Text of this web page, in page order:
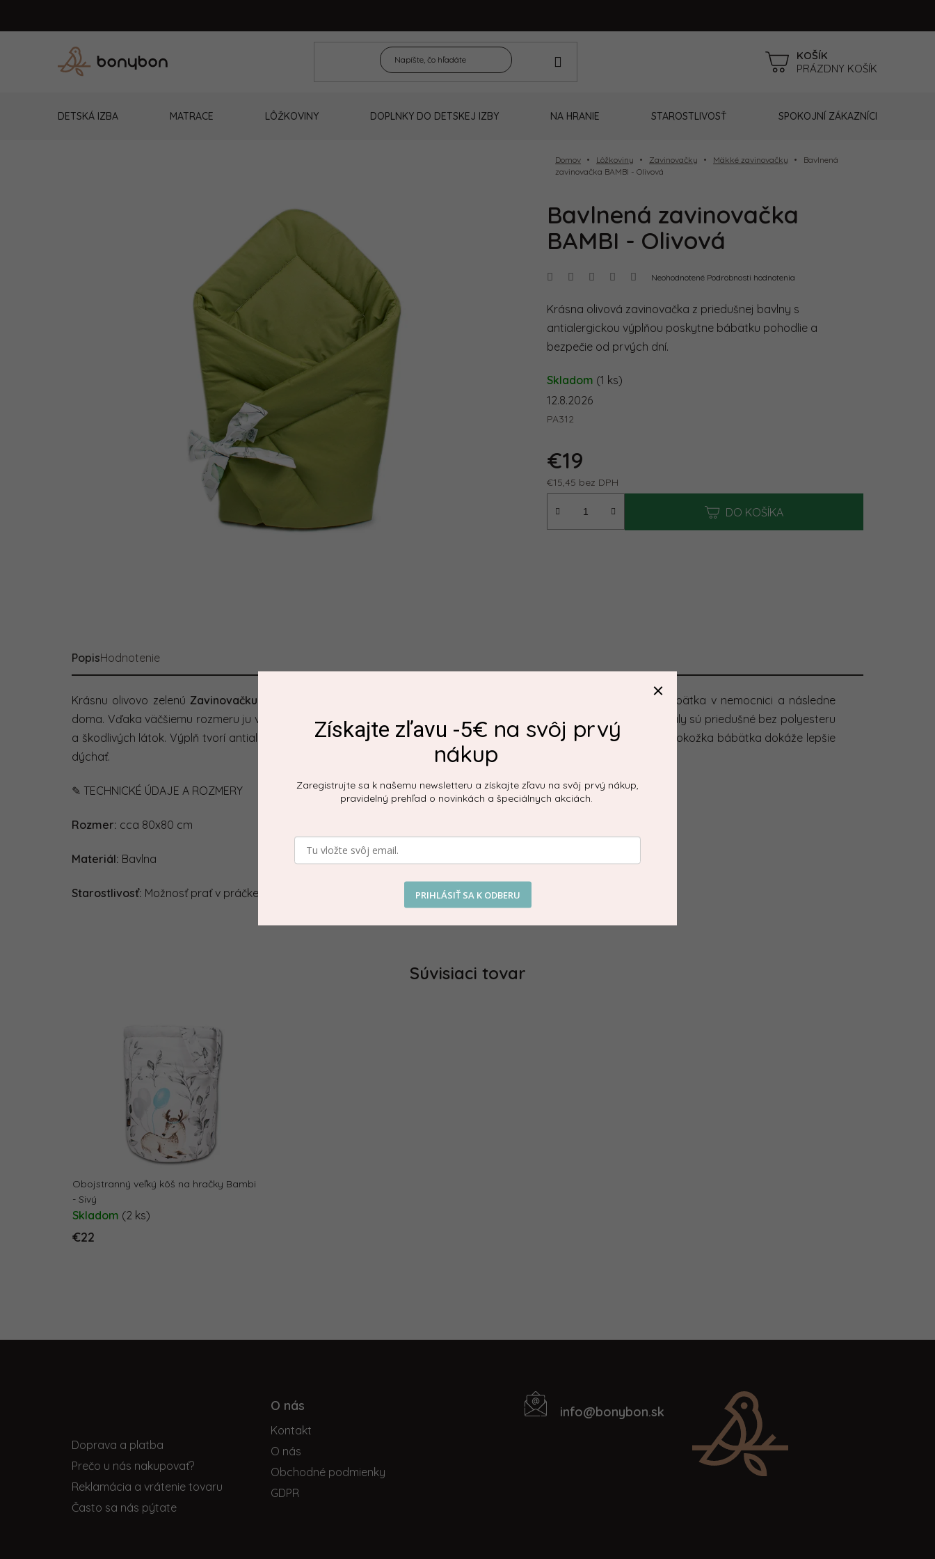
NÁKUPNÝPRÁZDNY KOŠÍK
DETSKÁ IZBA MATRACE LÔŽKOVINY DOPLNKY DO DETSKEJ IZBY NA HRANIE STAROSTLIVOSŤ SPOKOJNÍ ZÁKAZNÍCI
Domov Lôžkoviny Zavinovačky Mäkké zavinovačky
Bavlnená
zavinovačka BAMBI - Olivová
Bavlnená zavinovačka
BAMBI - Olivová
Priemerné
je
0,0
z
hviezdičiek.
Neohodnotené Podrobnosti hodnotenia
Krásna olivová zavinovačka z priedušnej bavlny s
antialergickou výplňou poskytne bábätku pohodlie a
bezpečie od prvých dní.
Skladom (1 ks)
12.8.2026
PA312
€19
€15,45 bez DPH
DO KOŠÍKA
PopisHodnotenie
Krásnu olivovo zelenú Zavinovačku
môžete používať na viac spôsobov. Vhodná bude hlavne v prvých dňoch bábätka v nemocnici a následne
doma. Vďaka väčšiemu rozmeru ju vieme použiť ako podložku na hranie alebo ako osušku po kúpaní. Použité materiály sú priedušné bez polyesteru
a škodlivých látok. Výplň tvorí antialergický materiál - hutný netkaný silikón so vzduchovými kanálikmi, vďaka čomu pokožka bábätka dokáže lepšie
dýchať.
✎ TECHNICKÉ ÚDAJE A ROZMERY
Rozmer: cca 80x80 cm
Materiál: Bavlna
Starostlivosť: Možnosť prať v práčke na 30 stupňoch
Súvisiaci tovar
Obojstranný veľký kôš na hračky Bambi
- Sivý
Skladom (2 ks)
€22
Doprava a platba
Prečo u nás nakupovať?
Reklamácia a vrátenie tovaru
Často sa nás pýtate
O nás
Kontakt
O nás
Obchodné podmienky
GDPR
info@bonybon.sk
Získajte zľavu -5€ na svôj prvý
nákup
Zaregistrujte sa k našemu newsletteru a získajte zľavu na svôj prvý nákup,
pravidelný prehľad o novinkách a špeciálnych akciách.
PRIHLÁSIŤ SA K ODBERU